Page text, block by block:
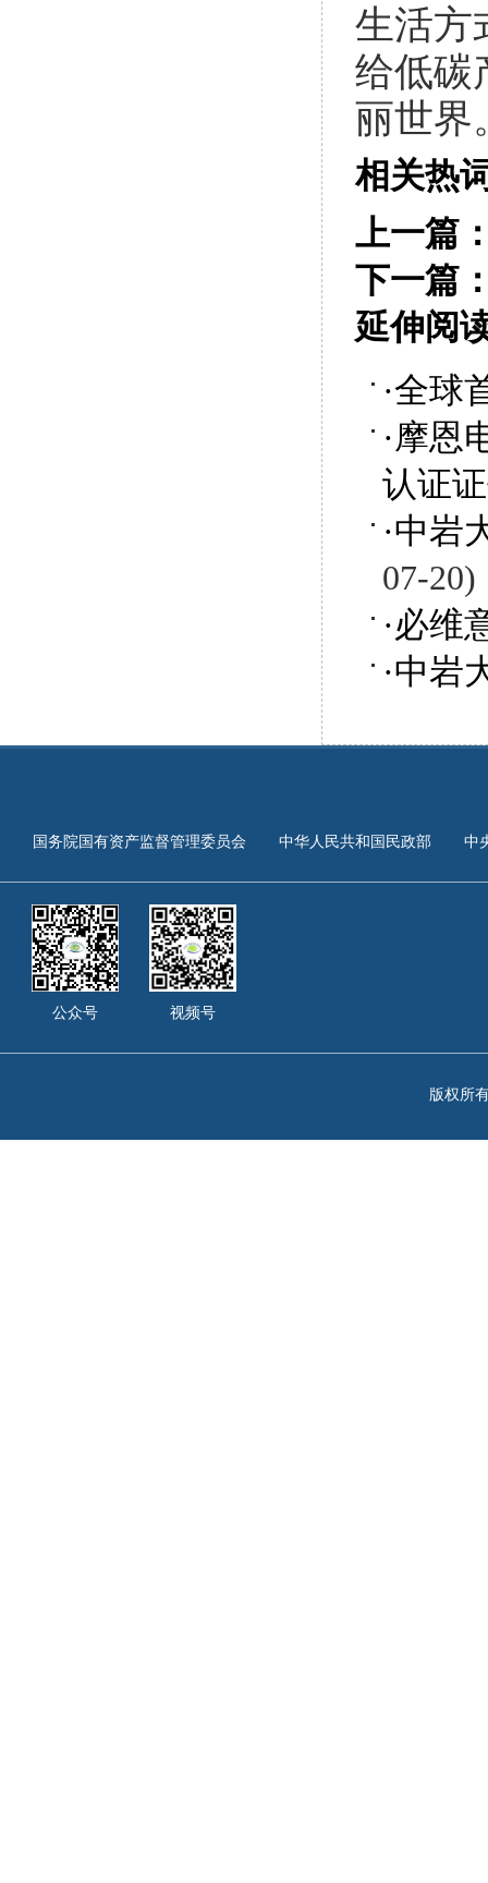
生活方
给低碳
丽世界
相关热
上一篇
下一篇
延伸阅
·全球
·摩恩
认证
·中岩
07-20)
·必维
·中岩
中华人民共和国民政部 中央和国家机关工委 国家外汇管理
公众号 视频号
版权所